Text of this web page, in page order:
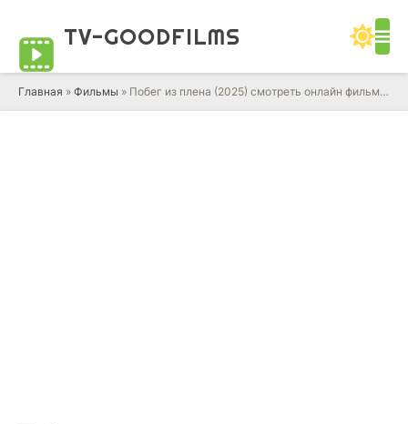
TV-GOODFILMS
Главная » Фильмы » Побег из плена (2025) смотреть онлайн фильм в HD качестве 720 - 1080 бесплатно